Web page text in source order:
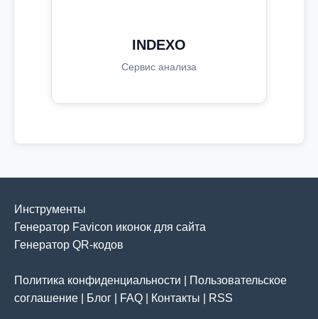
INDEXO
Сервис анализа
Инструменты
Генератор Favicon иконок для сайта
Генератор QR-кодов
Политика конфиденциальности
Пользовательское
соглашение
Блог FAQ Контакты RSS